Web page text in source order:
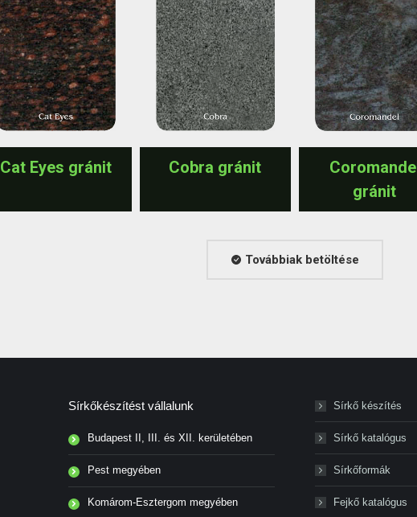
Cat Eyes gránit Cobra gránit
Coromandel
gránit
Továbbiak betöltése
Sírkőkészítést vállalunk
Budapest II, III. és XII. kerületében
Pest megyében
Komárom-Esztergom megyében
Sírkő készítés
Sírkő katalógus
Sírkőformák
Fejkő katalógus